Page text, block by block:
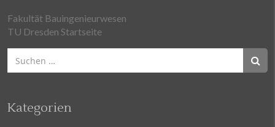
Fakultät Bauingenieurwesen
TU Dresden Startseite
nach:
Kategorien